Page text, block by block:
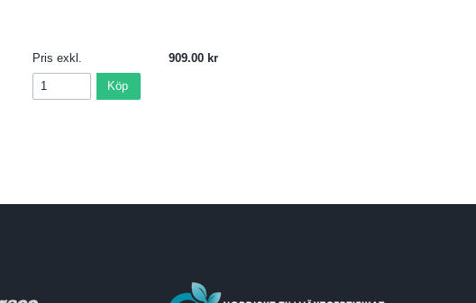
Pris exkl. 909.00
Köp